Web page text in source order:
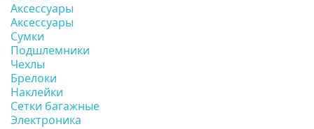
Аксессуары
Аксессуары
Сумки
Подшлемники
Чехлы
Брелоки
Наклейки
Сетки багажные
Электроника